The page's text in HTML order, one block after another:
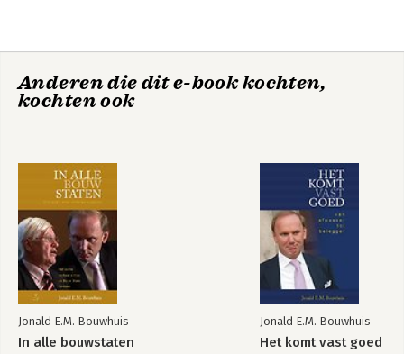
Over geld en andere overpeinzingen
Onderweg
Anderen die dit e-book kochten,
kochten ook
Jonald E.M. Bouwhuis
In alle bouwstaten
Jonald E.M. Bouwhuis
Het komt vast goed